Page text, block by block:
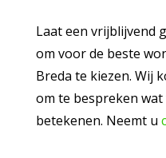
Laat een vrijblijvend
om voor de beste
Breda te kiezen. Wij
om te bespreken
betekenen. Neemt u